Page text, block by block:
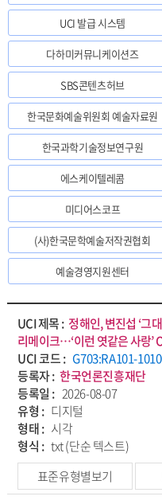
UCI 발급 시스템
다하미커뮤니케이션즈
SBS콘텐츠허브
한국문화예술위원회 예술자료원
한국과학기술정보연구원
에스케이텔레콤
미디어스코프
(사)한국문학예술저작권협회
예술경영지원센터
UCI 제목 : 정해인, 변진섭 ‘그
리메이크…‘이런 엿같은 사랑’
UCI 코드 : G703:RA101-
등록자 : 한국언론진흥재단
등록일 : 2026-08-07
유형 : 디지털
형태 : 시각
형식 : txt (단순 텍스트)
표준유형별보기